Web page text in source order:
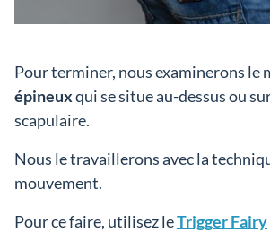
Pour terminer, nous examinerons le
épineuxqui se situe au-dessus ou
scapulaire.
Nous le travaillerons avec la
mouvement.
Pour ce faire, utilisez leTrigger Fairy